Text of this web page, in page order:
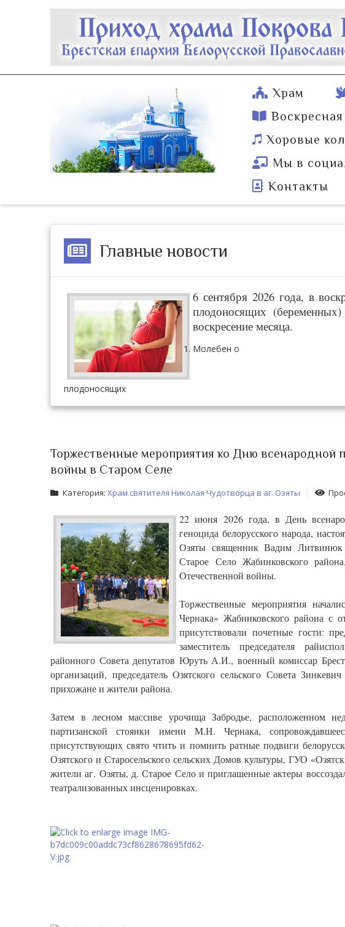
Храм
Хоровые
Мы в
Контакты
Главные новости
6 сентября 2026 года, в
плодоносящих
воскресение месяца.
Молебен о
плодоносящих
Торжественные мероприятия ко Дню всенародной
войны в Старом Селе
Категория:Храм святителя Николая Чудотворца в аг. Озяты
22 июня 2026 года, в День
геноцида белорусского народа,
Озяты священник Вадим Литвинюк
Старое Село Жабинковского
Отечественной войны.
Торжественные мероприятия
Чернака» Жабинковского района с
присутствовали почетные гости:
заместитель председателя
районного Совета депутатов Юруть А.И., военный комиссар
организаций, председатель Озятского сельского Совета
прихожане и жители района.
Затем в лесном массиве урочища Забродье, расположенном
партизанской стоянки имени М.Н. Чернака,
присутствующих свято чтить и помнить ратные подвиги
Озятского и Старосельского сельских Домов культуры, ГУО
жители аг. Озяты, д. Старое Село и приглашенные актеры
театрализованных инсценировках.